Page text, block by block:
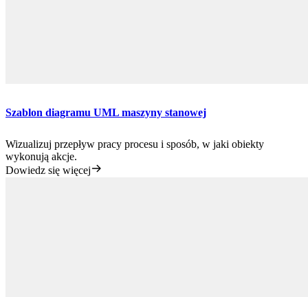
Szablon diagramu UML maszyny stanowej
Wizualizuj przepływ pracy procesu i sposób, w jaki obiekty
wykonują akcje.
Dowiedz się więcej